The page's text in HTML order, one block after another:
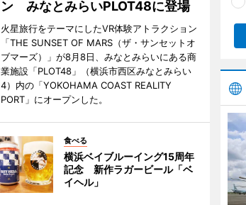
ン みなとみらいPLOT48に登場
火星旅行をテーマにしたVR体験アトラクション
「THE SUNSET OF MARS（ザ・サンセットオ
ブマーズ）」が8月8日、みなとみらいにある商
業施設「PLOT48」（横浜市西区みなとみらい
4）内の「YOKOHAMA COAST REALITY
PORT」にオープンした。
食べる
横浜ベイブルーイング15周年
記念 新作ラガービール「ベ
イヘル」